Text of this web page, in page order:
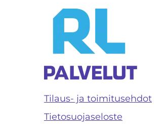
Tilaus- ja toimitusehdot
Tietosuojaseloste